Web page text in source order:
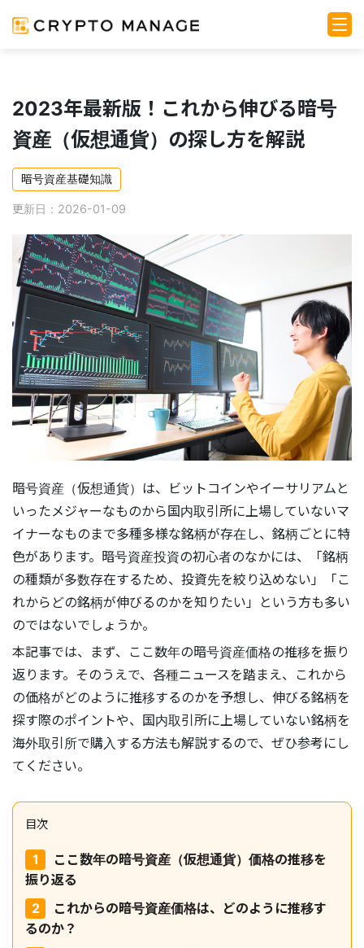
2023年最新版！これから伸びる暗号
資産（仮想通貨）の探し方を解説
暗号資産基礎知識
更新日：2026-01-09
暗号資産（仮想通貨）は、ビットコインやイーサリアムと
いったメジャーなものから国内取引所に上場していないマ
イナーなものまで多種多様な銘柄が存在し、銘柄ごとに特
色があります。暗号資産投資の初心者のなかには、「銘柄
の種類が多数存在するため、投資先を絞り込めない」「こ
れからどの銘柄が伸びるのかを知りたい」という方も多い
のではないでしょうか。
本記事では、まず、ここ数年の暗号資産価格の推移を振り
返ります。そのうえで、各種ニュースを踏まえ、これから
の価格がどのように推移するのかを予想し、伸びる銘柄を
探す際のポイントや、国内取引所に上場していない銘柄を
海外取引所で購入する方法も解説するので、ぜひ参考にし
てください。
目次
ここ数年の暗号資産（仮想通貨）価格の推移を
振り返る
これからの暗号資産価格は、どのように推移す
るのか？